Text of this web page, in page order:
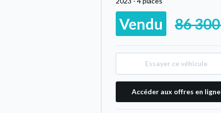
Vendu 86
Essayer ce véhicule
Accéder aux offres en ligne